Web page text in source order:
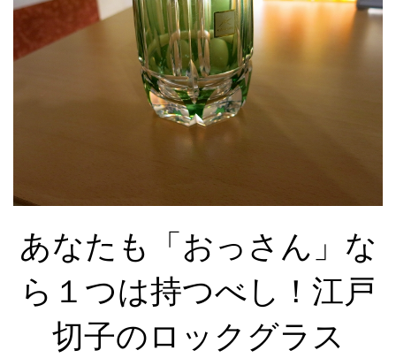
あなたも「おっさん」な
ら１つは持つべし！江戸
切子のロックグラス